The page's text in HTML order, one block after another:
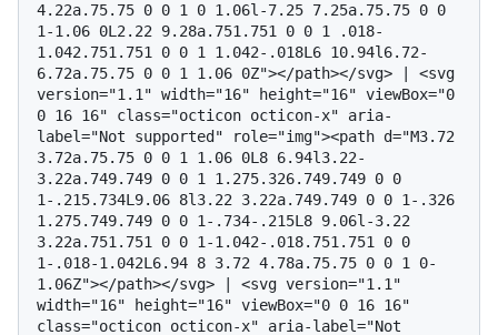
4.22a.75.75 0 0 1 0 1.06l-7.25 7.25a.75.75 0 0
1-1.06 0L2.22 9.28a.751.751 0 0 1 .018-
1.042.751.751 0 0 1 1.042-.018L6 10.94l6.72-
6.72a.75.75 0 0 1 1.06 0Z"></path></svg> | <svg
version="1.1" width="16" height="16" viewBox="0
0 16 16" class="octicon octicon-x" aria-
label="Not supported" role="img"><path d="M3.72
3.72a.75.75 0 0 1 1.06 0L8 6.94l3.22-
3.22a.749.749 0 0 1 1.275.326.749.749 0 0
1-.215.734L9.06 8l3.22 3.22a.749.749 0 0 1-.326
1.275.749.749 0 0 1-.734-.215L8 9.06l-3.22
3.22a.751.751 0 0 1-1.042-.018.751.751 0 0
1-.018-1.042L6.94 8 3.72 4.78a.75.75 0 0 1 0-
1.06Z"></path></svg> | <svg version="1.1"
width="16" height="16" viewBox="0 0 16 16"
class="octicon octicon-x" aria-label="Not